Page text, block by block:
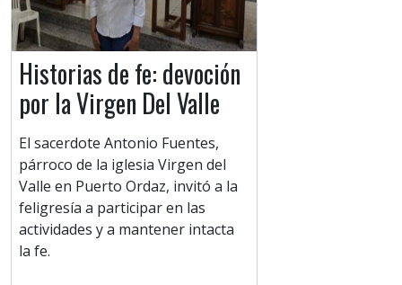
Historias de fe: devoción
por la Virgen Del Valle
El sacerdote Antonio Fuentes,
párroco de la iglesia Virgen del
Valle en Puerto Ordaz, invitó a la
feligresía a participar en las
actividades y a mantener intacta
la fe.